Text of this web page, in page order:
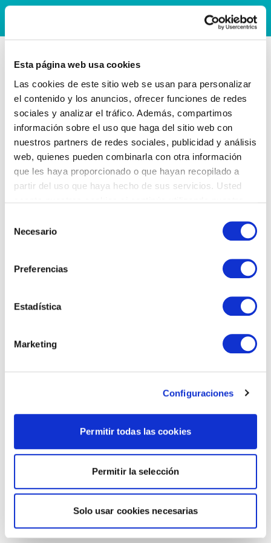
Esta página web usa cookies
Las cookies de este sitio web se usan para personalizar
el contenido y los anuncios, ofrecer funciones de redes
sociales y analizar el tráfico. Además, compartimos
información sobre el uso que haga del sitio web con
nuestros partners de redes sociales, publicidad y análisis
web, quienes pueden combinarla con otra información
que les haya proporcionado o que hayan recopilado a
partir del uso que haya hecho de sus servicios. Usted
Necesario
Preferencias
Estadística
Marketing
Configuraciones
Permitir todas las cookies
Permitir la selección
Solo usar cookies necesarias